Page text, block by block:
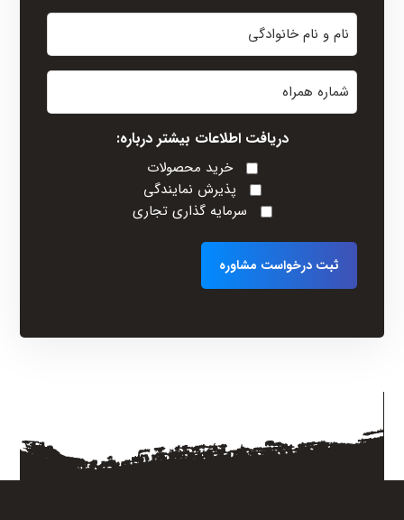
نام
(Required)
دریافت اطلاعات بیشتر درباره:
خرید محصولات
پذیرش نمایندگی
سرمایه گذاری تجاری